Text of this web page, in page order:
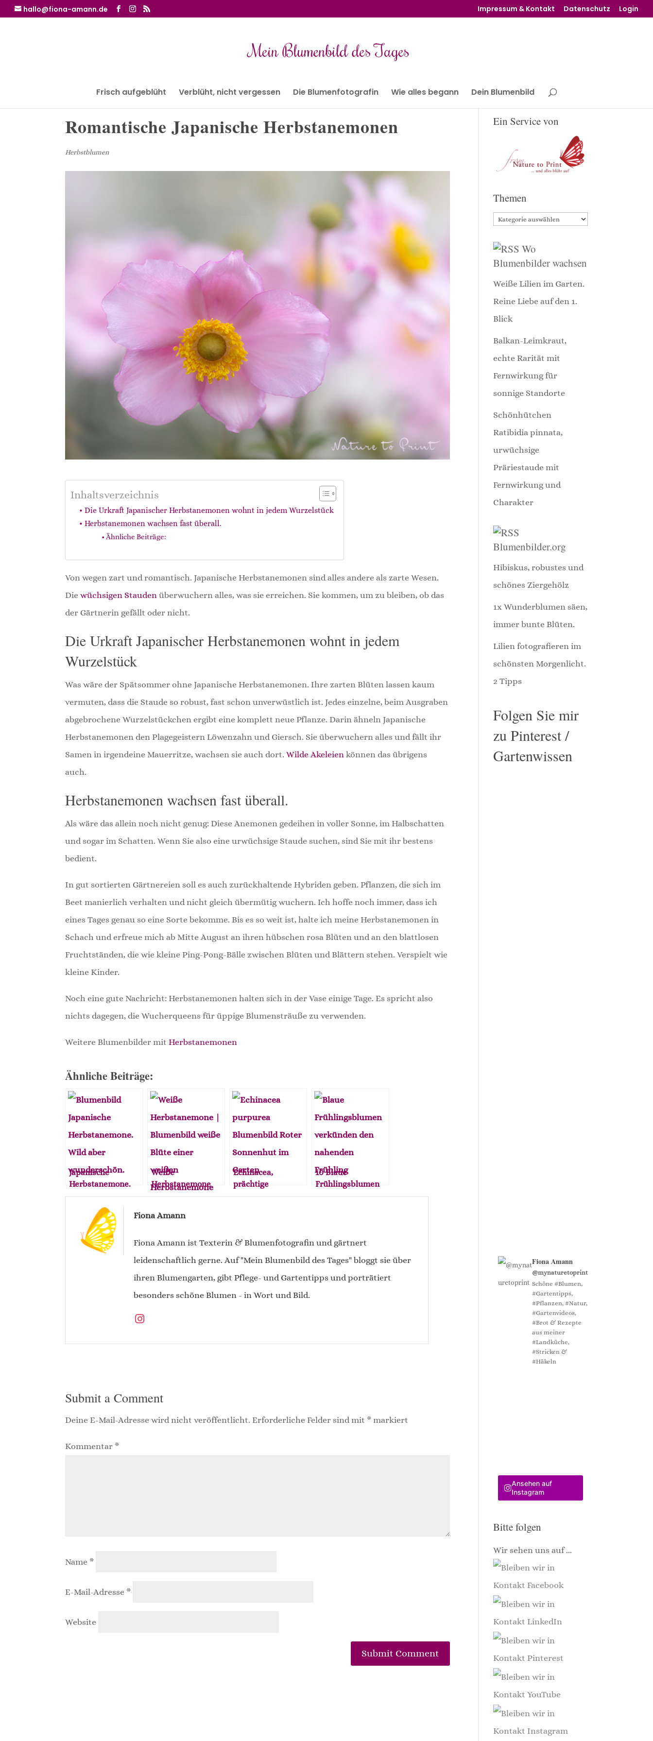
hallo@fiona-amann.de Impressum & Kontakt Datenschutz Login
Frisch aufgeblüht Verblüht, nicht vergessen Die Blumenfotografin Wie alles begann Dein Blumenbild
Romantische Japanische Herbstanemonen
Herbstblumen
Inhaltsverzeichnis
Die Urkraft Japanischer Herbstanemonen wohnt in jedem Wurzelstück
Herbstanemonen wachsen fast überall.
Ähnliche Beiträge:
Von wegen zart und romantisch. Japanische Herbstanemonen sind alles andere als zarte Wesen.
Diewüchsigen Stauden überwuchern alles, was sie erreichen. Sie kommen, um zu bleiben, ob das
der Gärtnerin gefällt oder nicht.
Die Urkraft Japanischer Herbstanemonen wohnt in jedem
Wurzelstück
Was wäre der Spätsommer ohne Japanische Herbstanemonen. Ihre zarten Blüten lassen kaum
vermuten, dass die Staude so robust, fast schon unverwüstlich ist. Jedes einzelne, beim Ausgraben
abgebrochene Wurzelstückchen ergibt eine komplett neue Pflanze. Darin ähneln Japanische
Herbstanemonen den Plagegeistern Löwenzahn und Giersch. Sie überwuchern alles und fällt ihr
Samen in irgendeine Mauerritze, wachsen sie auch dort.Wilde Akeleien können das übrigens
auch.
Herbstanemonen wachsen fast überall.
Als wäre das allein noch nicht genug: Diese Anemonen gedeihen in voller Sonne, im Halbschatten
und sogar im Schatten. Wenn Sie also eine urwüchsige Staude suchen, sind Sie mit ihr bestens
bedient.
In gut sortierten Gärtnereien soll es auch zurückhaltende Hybriden geben. Pflanzen, die sich im
Beet manierlich verhalten und nicht gleich übermütig wuchern. Ich hoffe noch immer, dass ich
eines Tages genau so eine Sorte bekomme. Bis es so weit ist, halte ich meine Herbstanemonen in
Schach und erfreue mich ab Mitte August an ihren hübschen rosa Blüten und an den blattlosen
Fruchtständen, die wie kleine Ping-Pong-Bälle zwischen Blüten und Blättern stehen. Verspielt wie
kleine Kinder.
Noch eine gute Nachricht: Herbstanemonen halten sich in der Vase einige Tage. Es spricht also
nichts dagegen, die Wucherqueens für üppige Blumensträuße zu verwenden.
Weitere Blumenbilder mitHerbstanemonen
Ähnliche Beiträge:
Japanische
Herbstanemone.
Wild, ungestüm,
aber schön.
Weiße
Herbstanemone
Echinacea,
prächtige
Sonnenstaude &
10 Blaue
Frühlingsblumen
für Romantiker,
Fiona Amann
Fiona Amann ist Texterin & Blumenfotografin und gärtnert
leidenschaftlich gerne. Auf "Mein Blumenbild des Tages" bloggt sie über
ihren Blumengarten, gibt Pflege- und Gartentipps und porträtiert
besonders schöne Blumen - in Wort und Bild.
Submit a Comment
Deine E-Mail-Adresse wird nicht veröffentlicht. Erforderliche Felder sind mit * markiert
Kommentar *
Name *
E-Mail-Adresse *
Website
Ein Service von
Themen
Themen
Wo
Blumenbilder wachsen
Weiße Lilien im Garten.
Reine Liebe auf den 1.
Blick
Balkan-Leimkraut,
echte Rarität mit
Fernwirkung für
sonnige Standorte
Schönhütchen
Ratibidia pinnata,
urwüchsige
Präriestaude mit
Fernwirkung und
Charakter
Blumenbilder.org
Hibiskus, robustes und
schönes Ziergehölz
1x Wunderblumen säen,
immer bunte Blüten.
Lilien fotografieren im
schönsten Morgenlicht.
2 Tipps
Folgen Sie mir
zu Pinterest /
Gartenwissen
Fiona Amann
@mynaturetoprint
Schöne #Blumen,
#Gartentipps,
#Pflanzen, #Natur,
#Gartenvideos,
#Brot & Rezepte
aus meiner
#Landküche,
#Stricken &
#Häkeln
Ansehen auf
Instagram
Bitte folgen
Wir sehen uns auf ...